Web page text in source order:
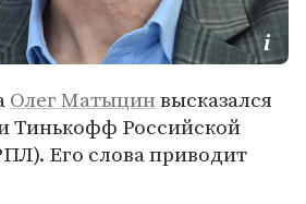
Олег Матыцинвысказался
Тинькофф Российской
Его слова приводит